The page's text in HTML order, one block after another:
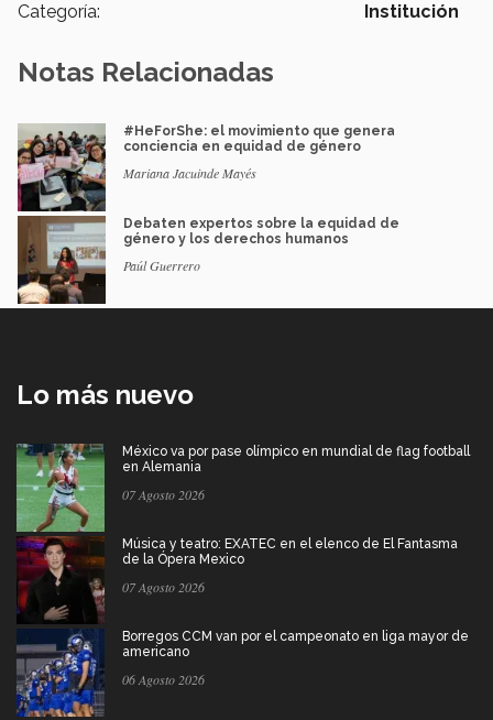
Categoría: Institución
Notas Relacionadas
#HeForShe: el movimiento que genera
conciencia en equidad de género
Mariana Jacuinde Mayés
Debaten expertos sobre la equidad de
género y los derechos humanos
Paúl Guerrero
Lo más nuevo
México va por pase olímpico en mundial de flag football
en Alemania
07 Agosto 2026
Música y teatro: EXATEC en el elenco de El Fantasma
de la Ópera Mexico
07 Agosto 2026
Borregos CCM van por el campeonato en liga mayor de
americano
06 Agosto 2026